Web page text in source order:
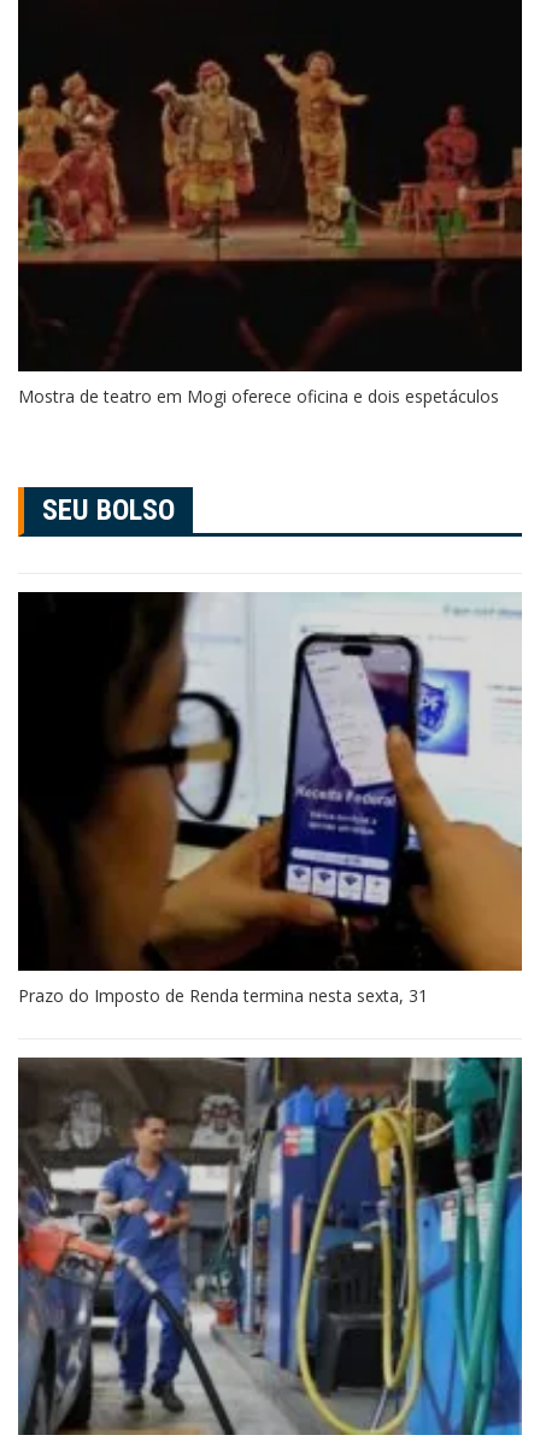
Mostra de teatro em Mogi oferece oficina e dois espetáculos
SEU BOLSO
Prazo do Imposto de Renda termina nesta sexta, 31